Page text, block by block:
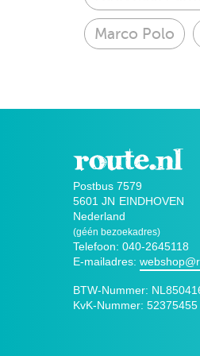
Marco Polo
Postbus 7579
5601 JN EINDHOVEN
Nederland
(géén bezoekadres)
Telefoon: 040-2645118
E-mailadres:
BTW-Nummer:
KvK-Nummer: 52375455